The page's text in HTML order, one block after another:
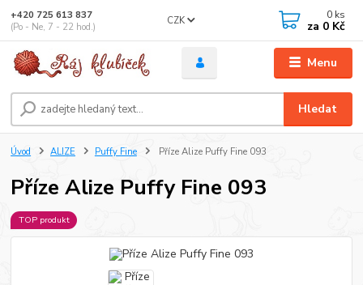
Menu
CZK
Hledat
+420 725 613 837
(Po - Ne, 7 - 22 hod.)
0 ks
za 0 Kč
Úvod ALIZE Puffy Fine Příze Alize Puffy Fine 093
Příze Alize Puffy Fine 093
TOP produkt